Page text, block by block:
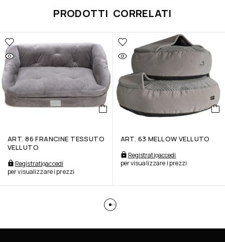
PRODOTTI CORRELATI
ART. 86 FRANCINE TESSUTO
VELLUTO
Registratioaccedi
per visualizzare i prezzi
ART. 63 MELLOW VELLUTO
Registratioaccedi
per visualizzare i prezzi